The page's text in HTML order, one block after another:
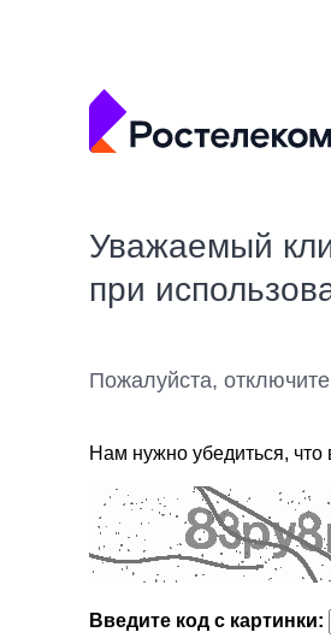
Уважаемый
при
Пожалуйста,
Нам нужно убедиться,
Введите код с картинки: